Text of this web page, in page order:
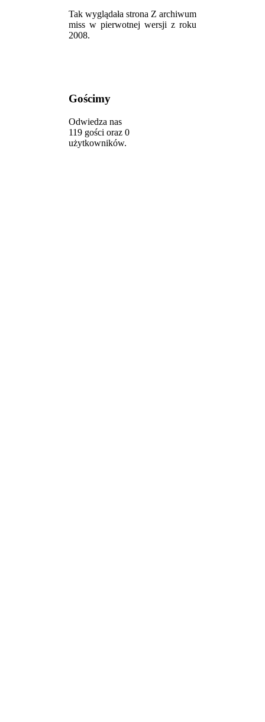
Tak wyglądała strona Z archiwum
miss w pierwotnej wersji z roku
2008.
Gościmy
Odwiedza nas
119 gości oraz 0
użytkowników.